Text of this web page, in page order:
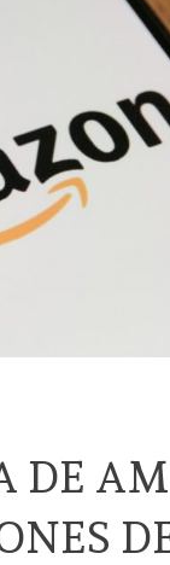
DE